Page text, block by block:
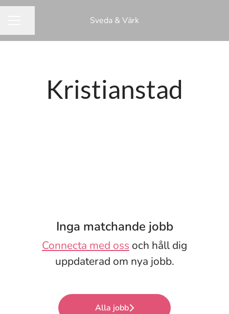
Sveda & Värk
Kristianstad
Inga matchande jobb
Connecta med oss och håll dig
uppdaterad om nya jobb.
Alla jobb